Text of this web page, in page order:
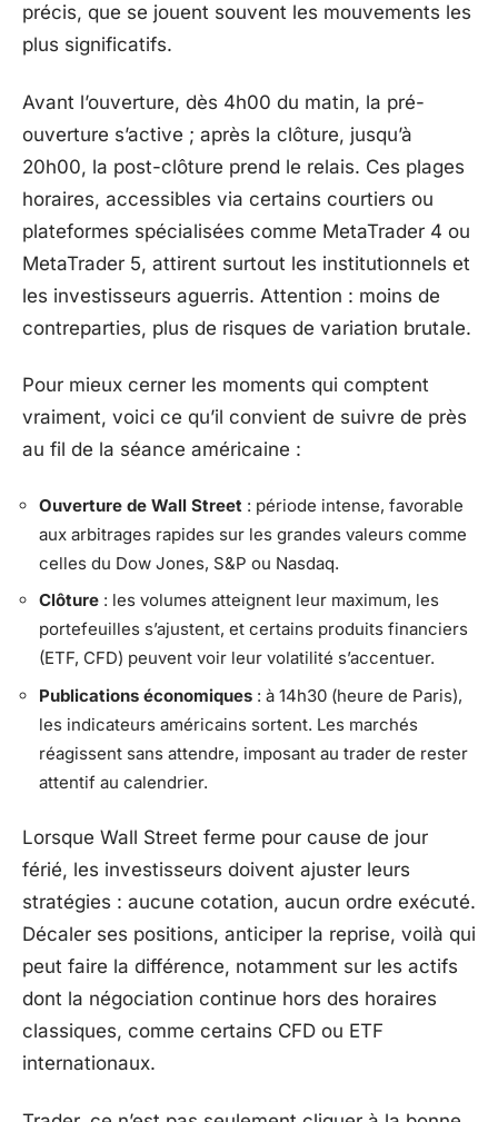
précis, que se jouent souvent les mouvements les
plus significatifs.
Avant l’ouverture, dès 4h00 du matin, la pré-
ouverture s’active ; après la clôture, jusqu’à
20h00, la post-clôture prend le relais. Ces plages
horaires, accessibles via certains courtiers ou
plateformes spécialisées comme MetaTrader 4 ou
MetaTrader 5, attirent surtout les institutionnels et
les investisseurs aguerris. Attention : moins de
contreparties, plus de risques de variation brutale.
Pour mieux cerner les moments qui comptent
vraiment, voici ce qu’il convient de suivre de près
au fil de la séance américaine :
Ouverture de Wall Street : période intense, favorable
aux arbitrages rapides sur les grandes valeurs comme
celles du Dow Jones, S&P ou Nasdaq.
Clôture : les volumes atteignent leur maximum, les
portefeuilles s’ajustent, et certains produits financiers
(ETF, CFD) peuvent voir leur volatilité s’accentuer.
Publications économiques : à 14h30 (heure de Paris),
les indicateurs américains sortent. Les marchés
réagissent sans attendre, imposant au trader de rester
attentif au calendrier.
Lorsque Wall Street ferme pour cause de jour
férié, les investisseurs doivent ajuster leurs
stratégies : aucune cotation, aucun ordre exécuté.
Décaler ses positions, anticiper la reprise, voilà qui
peut faire la différence, notamment sur les actifs
dont la négociation continue hors des horaires
classiques, comme certains CFD ou ETF
internationaux.